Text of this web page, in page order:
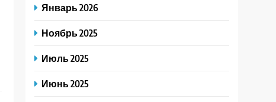
Январь 2026
Ноябрь 2025
Июль 2025
Июнь 2025